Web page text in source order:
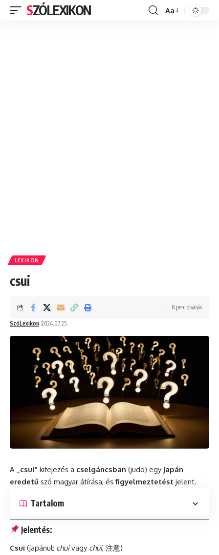
SZÓLEXIKON
Font
Aa
LEXIKON
csui
SzóLexikon 2024.07.25.
8 perc olvasás
A „csui” kifejezés a cselgáncsban (judo) egy japán
eredetű szó magyar átírása, és figyelmeztetést jelent.
Tartalom
Jelentés:
Csui (japánul: chuivagy chūi, 注意)